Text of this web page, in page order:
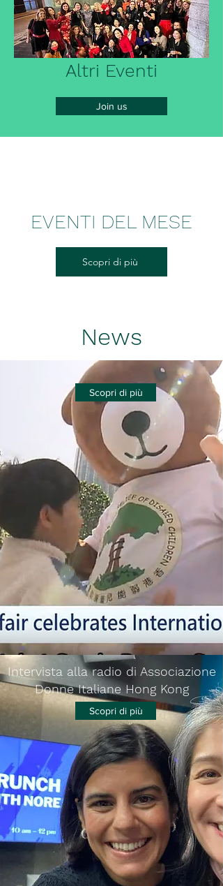
Altri Eventi
Join us
EVENTI DEL MESE
Scopri di più
News
Scopri di più
Intervista alla radio di Associazione
Donne Italiane Hong Kong
Scopri di più